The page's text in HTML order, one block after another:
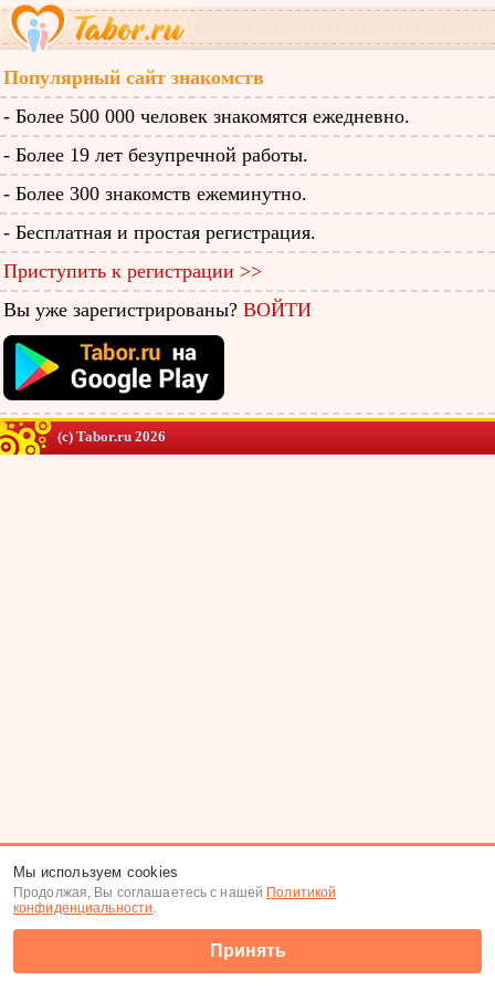
Популярный сайт знакомств
- Более 500 000 человек знакомятся ежедневно.
- Более 19 лет безупречной работы.
- Более 300 знакомств ежеминутно.
- Бесплатная и простая регистрация.
Приступить к регистрации >>
Вы уже зарегистрированы? ВОЙТИ
(c) Tabor.ru 2026
Мы используем cookies
Продолжая, Вы соглашаетесь с нашей Политикой
конфиденциальности.
Принять